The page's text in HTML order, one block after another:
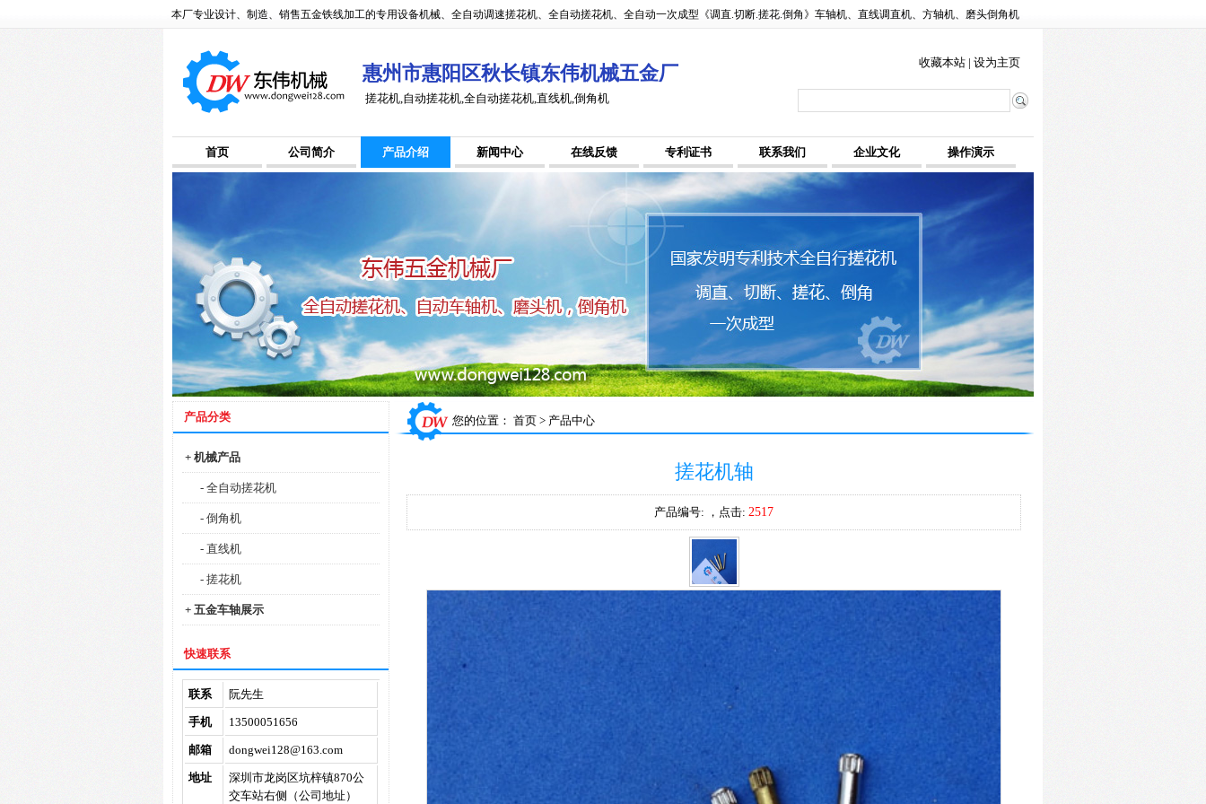
本厂专业设计、制造、销售五金铁线加工的专用设备机械、全自动调速搓花机、全自动搓花机、全自动一次成型《调直.切断.搓花.倒角》车轴机、直线调直机、方轴机、磨头倒角机
惠州市惠阳区秋长镇东伟机械五金厂
搓花机,自动搓花机,全自动搓花机,直线机,倒角机
收藏本站 | 设为主页
首页 公司简介 产品介绍 新闻中心 在线反馈 专利证书 联系我们 企业文化 操作演示
您的位置： 首页 > 产品中心
搓花机轴
产品编号: ，点击: 2517
产品分类
+ 机械产品
- 全自动搓花机
- 倒角机
- 直线机
- 搓花机
+ 五金车轴展示
快速联系
联系 阮先生
手机 13500051656
邮箱 dongwei128@163.com
地址
深圳市龙岗区坑梓镇870公
交车站右侧（公司地址）